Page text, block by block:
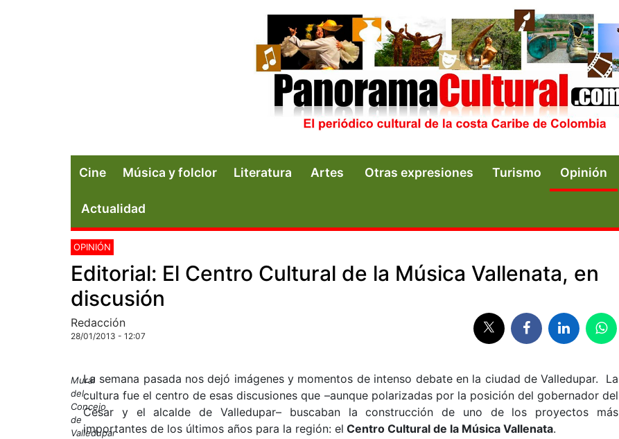
Cine Música y folclor Literatura Artes Otras expresiones Turismo Opinión
Actualidad
OPINIÓN
Editorial: El Centro Cultural de la Música Vallenata, en
discusión
Redacción
28/01/2013 - 12:07
Mural
del
Concejo
de
Valledupar
La semana pasada nos dejó imágenes y momentos de intenso debate en la ciudad de Valledupar. La
cultura fue el centro de esas discusiones que –aunque polarizadas por la posición del gobernador del
Cesar y el alcalde de Valledupar– buscaban la construcción de uno de los proyectos más
importantes de los últimos años para la región: el Centro Cultural de la Música Vallenata.